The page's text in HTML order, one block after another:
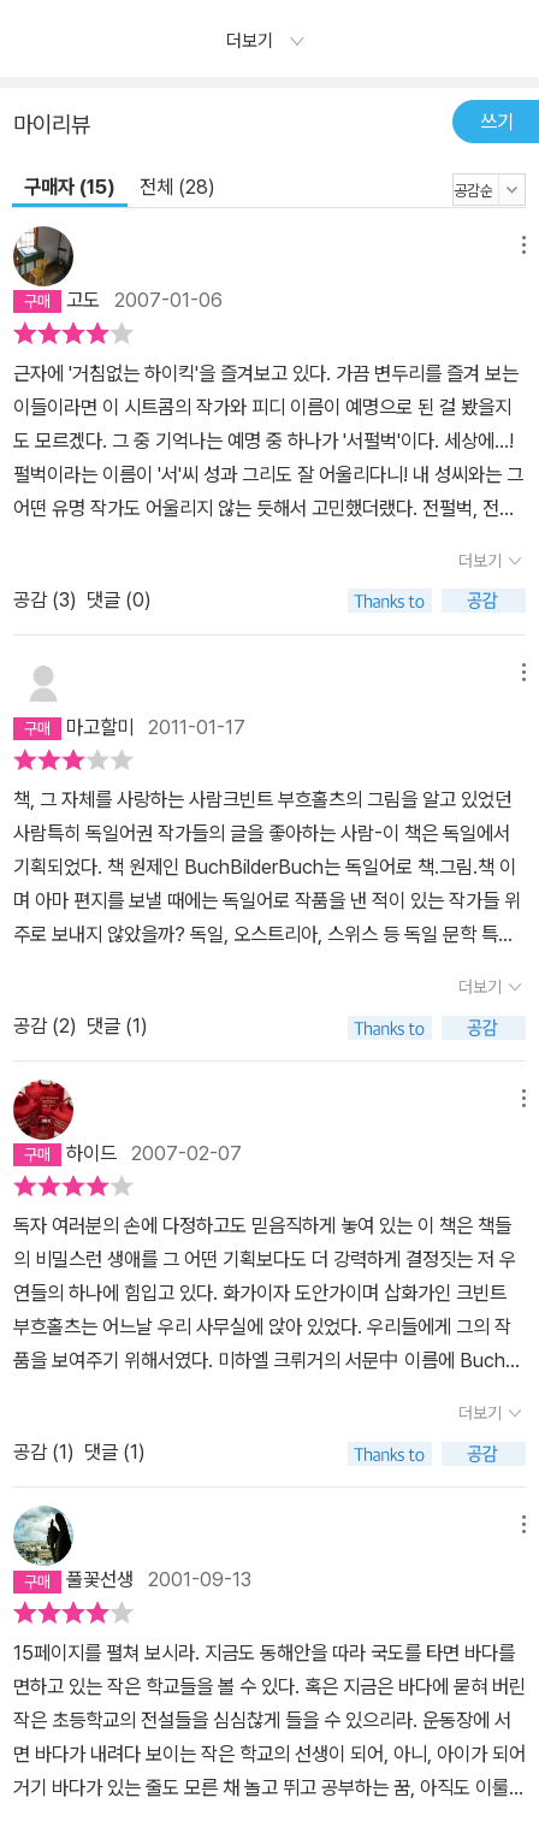
더보기
마이리뷰 쓰기
구매자 (15) 전체 (28)
고도 2007-01-06
근자에 '거침없는 하이킥'을 즐겨보고 있다. 가끔 변두리를 즐겨 보는
이들이라면 이 시트콤의 작가와 피디 이름이 예명으로 된 걸 봤을지
도 모르겠다. 그 중 기억나는 예명 중 하나가 '서펄벅'이다. 세상에...!
펄벅이라는 이름이 '서'씨 성과 그리도 잘 어울리다니! 내 성씨와는 그
어떤 유명 작가도 어울리지 않는 듯해서 고민했더랬다. 전펄벅, 전밀
안타까웠지만, 이렇게 내 성과 유명작가의 이름을 대입해보면서 왠지
짜릿한 기분도 들었다. 그들은 내가 자기들 이름 갖고 이리 재보고 저
리 재보고 괜히 작명가도 아니면서 이 이름은 이게 나빠 저게 나빠 쌈
마이 평가를 해대는 걸 알고 있을까. 쓰나미가 100번 쳐대도 모르겠
지. 괜히 내가 그들 머리 꼭대기에 올라앉은 삼장법사 같아서 삐죽 웃
음도 나더라. 상상의 나래는 언제나 즐거운 법. '책그림책'을 보면 이
런 상상의 나래가 한없이 펼쳐져서 마음 한구석이 짠하다 못해 저려
온다. 간혹 전시회에 가도 감흥 한 번 못 느껴봤는데 컴퓨터 모니터보
다 작은 이 책의 그림을 보고 이렇게 많은 걸 느낄 수 있다니... 글자를
보기보다는, 책 내용을 이해하기보다는, 그저 그림을 보기를 권한다.
밀란 쿤데라가 아무리 좋아도, 오르한 파묵의 명성이 아무리 믿음직
스러워도, 그들의 글을 보기 이전에 그림을 보길 권한다. 글보다 그림
이 100배 훌륭하다. 그림 전문가가 아니어서 붓놀림이 어떻고 구도
가 어떻고 하는 건 애시당초 모르겠지만, 그림이 주는 상상력은 정말
냈을까. 저 화가는 아마도 1년에 300권 이상의 책을 읽는 게 틀림없
어, 라는 지극히 주관적인 판단도 내려버렸다. 그게 진실이든 아니든,
그의 그림은 그 어떤 독서가보다, 그 어떤 탐서주의자보다 더 많은 걸
설파한다.마흔여섯명이나 되는 작가의 개성을 한번에 볼 수 있는 것
도 매력이다. 안타까운 점이라면, 상상력은 먼 데 외출시켜놓고 그저
그림의 내용만 묘사해놓은 글들이 몇몇개 있다는 것. 독자들은 단순
한 그림 설명이 아니라 그 그림을 받아본 작가들의 상상력을 기대했
을 텐데, 조금은 무성의한 듯한 글도 있다. 하기야, 그들도 자신을 제
외한 마흔다섯명 작가의 글과 자신의 글이 이렇게 비교될 수 있다는
편지봉투 안에 동봉된 그림 한 장을 받아봤을 테니까. 그 글들이 한 권
의 책으로 묶여서 서점에 풀리는 날, 그들은 땅을 치며 후회했을 수도
있다. 그 중 뛰어난 작품 순위를 매겨보는 건 독자들이 가질 수 있는
즐거운 덤이다. 임금 없는 데서는 흉도 마음껏 볼 수 있다는데, 하물며
작가들 순위 매기고 흉 보는 거야 뭐 얼마든지 할 수 있는 일!! 아, 밀
란 쿤데라의 글은 단연 돋보인다. 개인적으로 그를 워낙 좋아해 콩깍
지가 내 눈을 덮은 것일 수도 있겠지만. 밀란 쿤데라라면 그 정도 콩깍
지는 얼마든지 괜찮지 않은가!!부끄러운 얘기지만, 나는 이 책을 덮은
날, 그림을 배워볼까 생각했다. 마침 새해도 됐겠다, 고등학교 때 그림
을 못 배워 미대를 못 간 게 못내 서운하기도 했겠다, 그리고 '책그림
책'도 읽었겠다... 이보다 더 근사한 이유가 어디 있을까. 두고두고 이
책을 펴보며, 글보다는 그림을 보며, 기분 내킬 땐 이젤 앞에 앉아
더보기
공감 (3) 댓글 (0)
마고할미 2011-01-17
책, 그 자체를 사랑하는 사람크빈트 부흐홀츠의 그림을 알고 있었던
사람특히 독일어권 작가들의 글을 좋아하는 사람-이 책은 독일에서
기획되었다. 책 원제인 BuchBilderBuch는 독일어로 책.그림.책 이
며 아마 편지를 보낼 때에는 독일어로 작품을 낸 적이 있는 작가들 위
주로 보내지 않았을까? 독일, 오스트리아, 스위스 등 독일 문학 특유
람이라면, OK.르네 마그리트와 같은 초현실주의의 그림을 보며 상상
하기를 즐기는 사람-이 책의 그림들은 ‘책’이라는 코드가 있기 때문에
수많은 그림을 보다 보면 질릴 수도 있다. 비과학적인 그림 앞에 ‘어디
한 번 상상해봐!’하며 압박을 받는 느낌이랄까. 이러지 않을 수 있을만
큼 상상력이 풍부한 사람, OK.현실의 문제로 심신이 지쳐있는 사람
글을 읽지 않고 그림만 보면서 오후를 보내면 치유될 것 같은 사람
의 언급된 사람을 알고 있는 사람누군가에게 술술 읽혀 금새 읽지 않
아도, 두고두고 책장에 놓았다가 볼 수 있는 책을 선물하고 싶은 사람
더보기
공감 (2) 댓글 (1)
하이드 2007-02-07
독자 여러분의 손에 다정하고도 믿음직하게 놓여 있는 이 책은 책들
의 비밀스런 생애를 그 어떤 기획보다도 더 강력하게 결정짓는 저 우
연들의 하나에 힘입고 있다. 화가이자 도안가이며 삽화가인 크빈트
부흐홀츠는 어느날 우리 사무실에 앉아 있었다. 우리들에게 그의 작
품을 보여주기 위해서였다. 미하엘 크뤼거의 서문中 이름에 Buch가
모른다. 작가들에게 크빈트 부흐홀츠의 그림을 한장씩 보내고 그에대
한 글을 써주기를 부탁한다. 밀란 쿤데라, 미셸 투르니에, 아모스 오
즈, 오르한 파묵, 수잔 손탁, 요슈타인 가아더, 존 버거! , 마르틴 발저,
페터 회, 미하엘 크뤼거, 라피크 샤미. 정도가 낯익은 이름이었고, 그
외의 작가들에 대한 배경지식은 없지만, 이 책은 어쨌든 부흐홀츠에
의한 부흐홀츠를 위한 책이 아니던가. 그렇다고, 모든 그림이 '책' 으
로만 이루어져있는건아니다. 저 문 아래가 책 같이 생겼나? 글쎄. 저
바닥에 흩어진건 책(종이)겠지? 무튼, 모든 그림에서 다 책을 찾아야
하는건 아니라구. 이 그림은 W.G. 제발트의 '오래된 학교의 안뜰' 과
매치되어있다. 닫힌(잠긴)문과 야트막한 담 뒤로 보이는 수평선과 하
늘. 묘하게 향수를 자극하는 그림이다. 이스탄불의 돌마바체궁의 뒷
뜰에서 나는 이런 광경을 보았다. 세라핀 아부아비바 부인에 의하면,
더보기
공감 (1) 댓글 (1)
풀꽃선생 2001-09-13
15페이지를 펼쳐 보시라. 지금도 동해안을 따라 국도를 타면 바다를
면하고 있는 작은 학교들을 볼 수 있다. 혹은 지금은 바다에 묻혀 버린
작은 초등학교의 전설들을 심심찮게 들을 수 있으리라. 운동장에 서
면 바다가 내려다 보이는 작은 학교의 선생이 되어, 아니, 아이가 되어
거기 바다가 있는 줄도 모른 채 놀고 뛰고 공부하는 꿈, 아직도 이룰